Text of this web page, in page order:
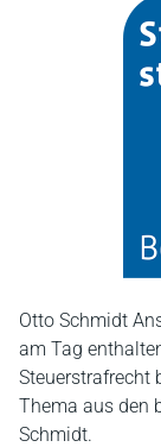
Otto Schmidt
am Tag
Steuerstrafrecht
Thema aus den
Schmidt.